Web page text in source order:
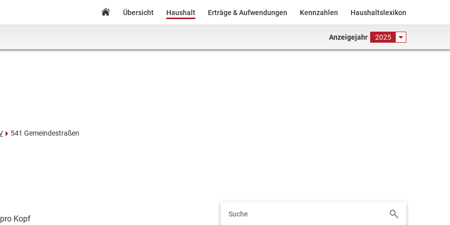
Übersicht Haushalt Erträge & Aufwendungen Kennzahlen Haushaltslexikon
Anzeigejahr 2025
541 Gemeindestraßen
pro Kopf